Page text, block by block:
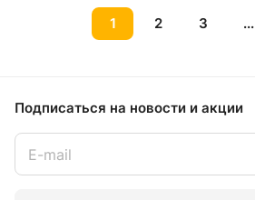
1 2 3 ...
Подписаться на новости и акции